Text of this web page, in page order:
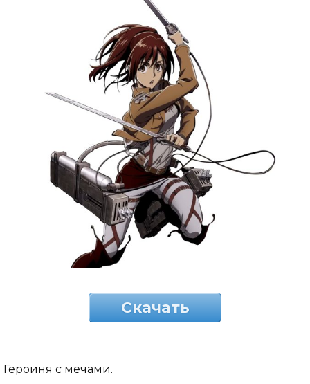
Скачать
Героиня с мечами.